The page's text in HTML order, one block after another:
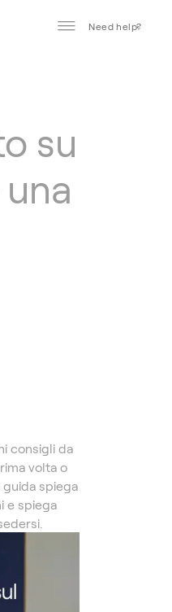
Need help?
su
consigli da
volta o
spiega
e spiega